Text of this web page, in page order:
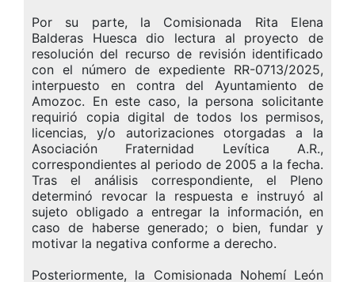
Por su parte, la Comisionada Rita Elena
Balderas Huesca dio lectura al proyecto de
resolución del recurso de revisión identificado
con el número de expediente RR-0713/2025,
interpuesto en contra del Ayuntamiento de
Amozoc. En este caso, la persona solicitante
requirió copia digital de todos los permisos,
licencias, y/o autorizaciones otorgadas a la
Asociación Fraternidad Levítica A.R.,
correspondientes al periodo de 2005 a la fecha.
Tras el análisis correspondiente, el Pleno
determinó revocar la respuesta e instruyó al
sujeto obligado a entregar la información, en
caso de haberse generado; o bien, fundar y
motivar la negativa conforme a derecho.
Posteriormente, la Comisionada Nohemí León